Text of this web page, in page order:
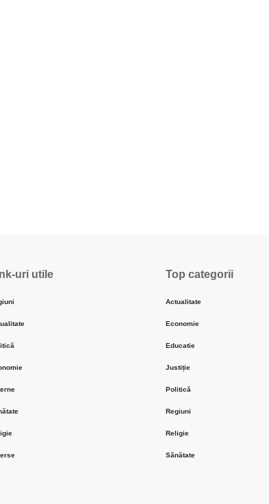
uri utile Top categorii
Actualitate
Economie
Educatie
Justiție
Politică
Regiuni
Religie
Sănătate